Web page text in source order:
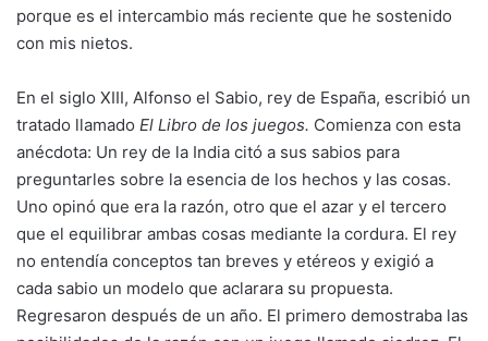
porque es el intercambio más reciente que he sostenido
con mis nietos.
En el siglo XIII, Alfonso el Sabio, rey de España, escribió un
tratado llamado El Libro de los juegos. Comienza con esta
anécdota: Un rey de la India citó a sus sabios para
preguntarles sobre la esencia de los hechos y las cosas.
Uno opinó que era la razón, otro que el azar y el tercero
que el equilibrar ambas cosas mediante la cordura. El rey
no entendía conceptos tan breves y etéreos y exigió a
cada sabio un modelo que aclarara su propuesta.
Regresaron después de un año. El primero demostraba las